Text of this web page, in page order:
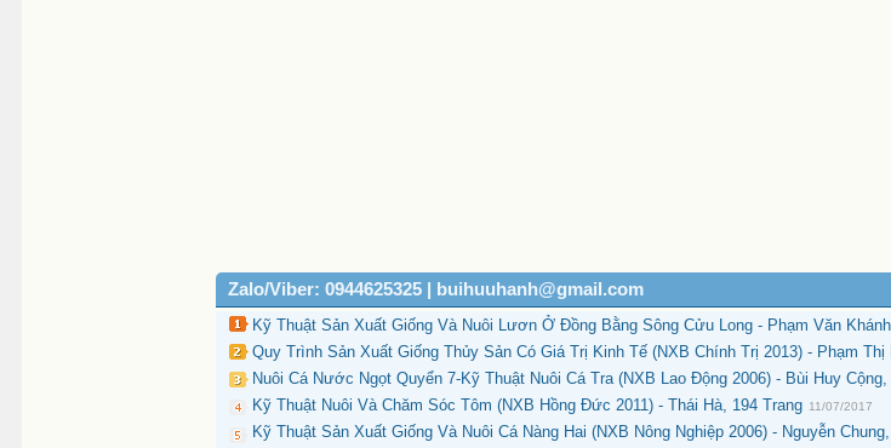
Zalo/Viber: 0944625325 | buihuuhanh@gmail.com
Kỹ Thuật Sản Xuất Giống Và Nuôi Lươn Ở Đồng Bằng Sông Cửu Long - Phạm Văn
Quy Trình Sản Xuất Giống Thủy Sản Có Giá Trị Kinh Tế (NXB Chính Trị 2013) - Phạm Thị
Nuôi Cá Nước Ngọt Quyển 7-Kỹ Thuật Nuôi Cá Tra (NXB Lao Động 2006) - Bùi Huy Cộng,
Kỹ Thuật Nuôi Và Chăm Sóc Tôm (NXB Hồng Đức 2011) - Thái Hà, 194 Trang 11/07/2017
Kỹ Thuật Sản Xuất Giống Và Nuôi Cá Nàng Hai (NXB Nông Nghiệp 2006) - Nguyễn